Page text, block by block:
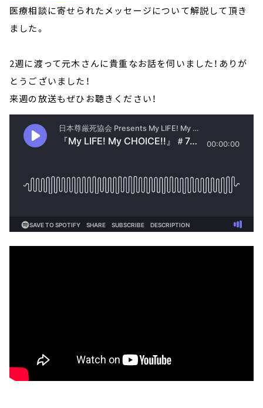
医療相談に寄せられたメッセージについて解説して頂き
ました。
2週に渡って元木さんに貴重なお話を伺いました！ありが
とうございました！
来週の放送もぜひお聴きください！